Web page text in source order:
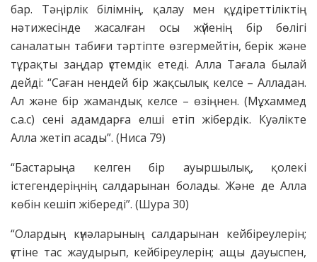
бар. Тәңірлік білімнің, қалау мен құдіреттіліктің
нәтижесінде жасалған осы жүйенің бір бөлігі
саналатын табиғи тәртіпте өзгермейтін, берік және
тұрақты заңдар үстемдік етеді. Алла Тағала былай
дейді: “Саған нендей бір жақсылық келсе – Алладан.
Ал және бір жамандық келсе – өзіңнен. (Мұхаммед
с.а.с) сені адамдарға елші етіп жібердік. Куәлікте
Алла жетіп асады”. (Ниса 79)
“Бастарыңа келген бір ауыршылық, қолекі
істегендеріңнің салдарынан болады. Және де Алла
көбін кешіп жібереді”. (Шура 30)
“Олардың күнәларының салдарынан кейбіреулерін;
үстіне тас жаудырып, кейбіреулерін; ащы дауыспен,